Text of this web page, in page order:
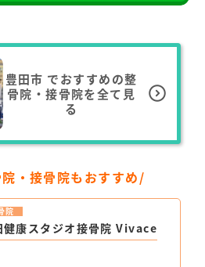
豊田市 でおすすめの整
骨院・接骨院を全て見
る
・接骨院もおすすめ/
健康スタジオ接骨院 Vivace
院